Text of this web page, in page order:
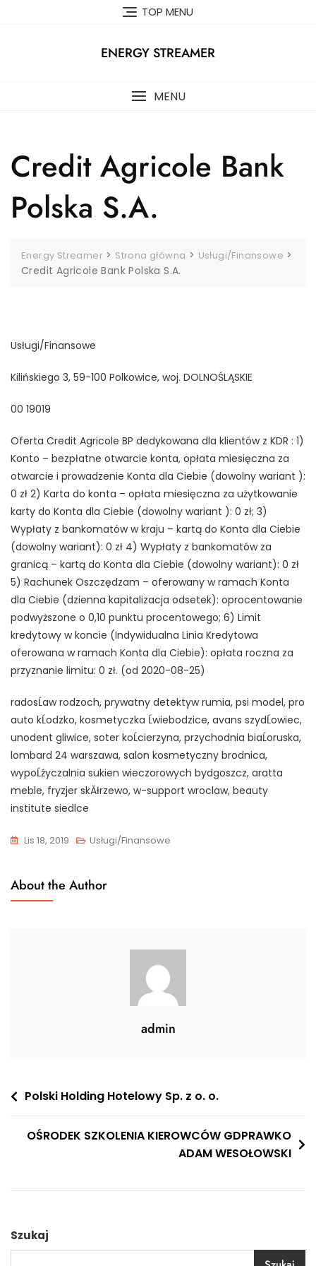
TOP MENU
ENERGY STREAMER
MENU
Credit Agricole Bank
Polska S.A.
Energy Streamer > Strona główna > Usługi/Finansowe >
Credit Agricole Bank Polska S.A.
Usługi/Finansowe
Kilińskiego 3, 59-100 Polkowice, woj. DOLNOŚLĄSKIE
00 19019
Oferta Credit Agricole BP dedykowana dla klientów z KDR : 1)
Konto – bezpłatne otwarcie konta, opłata miesięczna za
otwarcie i prowadzenie Konta dla Ciebie (dowolny wariant ):
0 zł 2) Karta do konta – opłata miesięczna za użytkowanie
karty do Konta dla Ciebie (dowolny wariant ): 0 zł; 3)
Wypłaty z bankomatów w kraju – kartą do Konta dla Ciebie
(dowolny wariant): 0 zł 4) Wypłaty z bankomatów za
granicą – kartą do Konta dla Ciebie (dowolny wariant): 0 zł
5) Rachunek Oszczędzam – oferowany w ramach Konta
dla Ciebie (dzienna kapitalizacja odsetek): oprocentowanie
podwyższone o 0,10 punktu procentowego; 6) Limit
kredytowy w koncie (Indywidualna Linia Kredytowa
oferowana w ramach Konta dla Ciebie): opłata roczna za
przyznanie limitu: 0 zł. (od 2020-08-25)
radosĹaw rodzoch, prywatny detektyw rumia, psi model, pro
auto kĹodzko, kosmetyczka Ĺwiebodzice, avans szydĹowiec,
unodent gliwice, soter koĹcierzyna, przychodnia biaĹoruska,
lombard 24 warszawa, salon kosmetyczny brodnica,
wypoĹźyczalnia sukien wieczorowych bydgoszcz, aratta
meble, fryzjer skĂłrzewo, w-support wroclaw, beauty
institute siedlce
Lis 18, 2019 Usługi/Finansowe
About the Author
admin
Nawigacja
Polski Holding Hotelowy Sp. z o. o.
OŚRODEK SZKOLENIA KIEROWCÓW GDPRAWKO
ADAM WESOŁOWSKI
Szukaj